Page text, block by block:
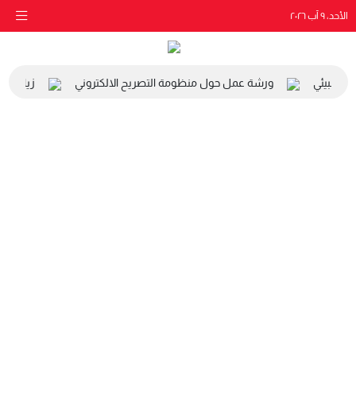
الأحد، ٩ آب ٢٠٢٦
والبيئي ورشة عمل حول منظومة التصريح الالكتروني زيارة